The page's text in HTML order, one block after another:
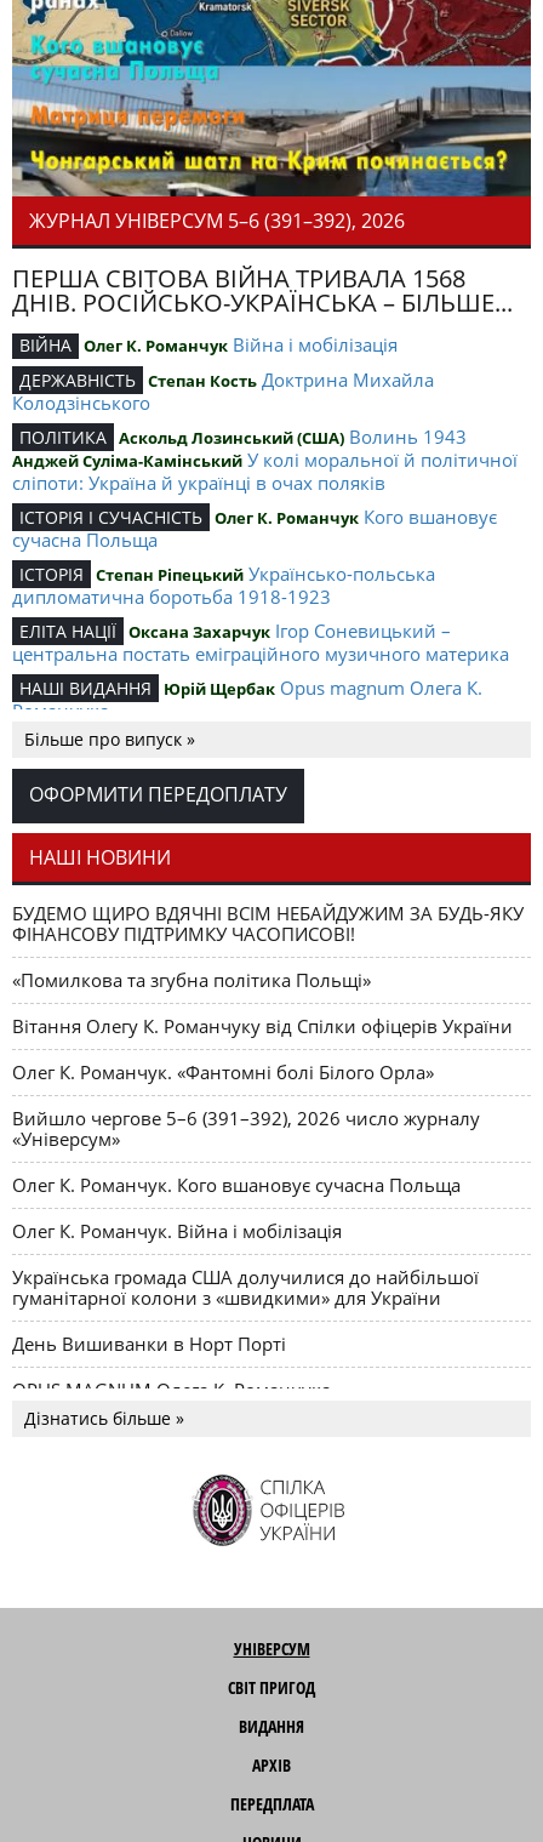
ЖУРНАЛ УНІВЕРСУМ 5–6 (391–392), 2026
ПЕРША СВІТОВА ВІЙНА ТРИВАЛА 1568
ДНІВ. РОСІЙСЬКО-УКРАЇНСЬКА – БІЛЬШЕ...
ВІЙНА Олег К. Романчук Війна і мобілізація
ДЕРЖАВНІСТЬ Степан Кость Доктрина Михайла
Колодзінського
ПОЛІТИКА Аскольд Лозинський (США) Волинь 1943
Анджей Суліма-Камінський У колі моральної й політичної
сліпоти: Україна й українці в очах поляків
ІСТОРІЯ І СУЧАСНІСТЬ Олег К. Романчук Кого вшановує
сучасна Польща
ІСТОРІЯ Степан Ріпецький Українсько-польська
дипломатична боротьба 1918-1923
ЕЛІТА НАЦІЇ Оксана Захарчук Ігор Соневицький –
центральна постать еміграційного музичного материка
НАШІ ВИДАННЯ Юрій Щербак Opus magnum Олега К.
Романчука
РЕЦЕНЗІЇ Петро Іванишин
Романчука
СЛОВО РЕДАКЦІЙНЕ Олег К. Романчук
як уособлення української політстратегії й тактики
Більше про випуск »
ОФОРМИТИ ПЕРЕДОПЛАТУ
НАШІ НОВИНИ
БУДЕМО ЩИРО ВДЯЧНІ ВСІМ НЕБАЙДУЖИМ ЗА БУДЬ-ЯКУ
ФІНАНСОВУ ПІДТРИМКУ ЧАСОПИСОВІ!
«Помилкова та згубна політика Польщі»
Вітання Олегу К. Романчуку від Спілки офіцерів України
Олег К. Романчук. «Фантомні болі Білого Орла»
Вийшло чергове 5–6 (391–392), 2026 число журналу
«Універсум»
Олег К. Романчук. Кого вшановує сучасна Польща
Олег К. Романчук. Війна і мобілізація
Українська громада США долучилися до найбільшої
гуманітарної колони з «швидкими» для України
День Вишиванки в Норт Порті
OPUS MAGNUM Олега К. Романчука
Дізнатись більше »
УНІВЕРСУМ
СВІТ ПРИГОД
ВИДАННЯ
АРХІВ
ПЕРЕДПЛАТА